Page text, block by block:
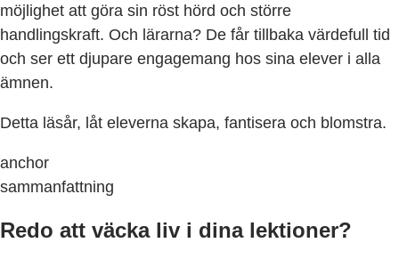
möjlighet att göra sin röst hörd och större
handlingskraft. Och lärarna? De får tillbaka värdefull tid
och ser ett djupare engagemang hos sina elever i alla
ämnen.
Detta läsår, låt eleverna skapa, fantisera och blomstra.
anchor
sammanfattning
Redo att väcka liv i dina lektioner?